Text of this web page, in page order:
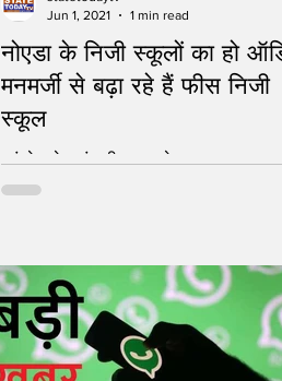
नोएडा के निजी स्कूलों का हो
मनमर्जी से बढ़ा रहे हैं फीस निजी
स्कूल
कांग्रेस नेता पंखुड़ी पाठक ने उठाया मामला
Jun 1, 2021
1 min read